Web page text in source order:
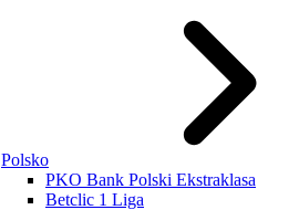
Polsko
PKO Bank Polski Ekstraklasa
Betclic 1 Liga